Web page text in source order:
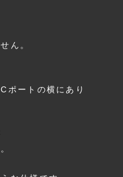
ん。
ポートの横にあり